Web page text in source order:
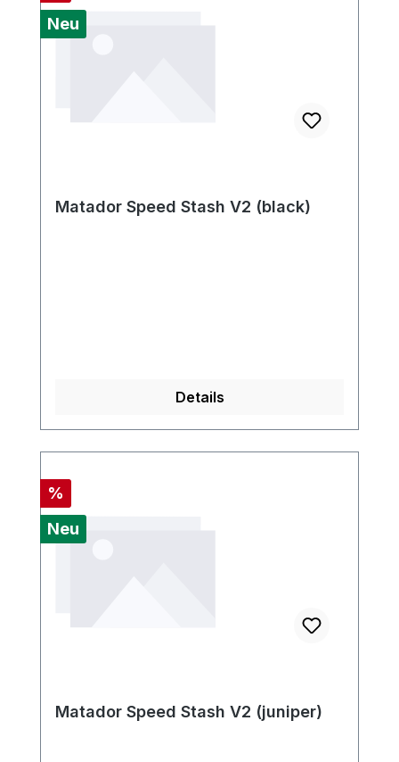
Neu
Matador Speed Stash V2 (black)
Details
Rabatt
%
Neu
Matador Speed Stash V2 (juniper)